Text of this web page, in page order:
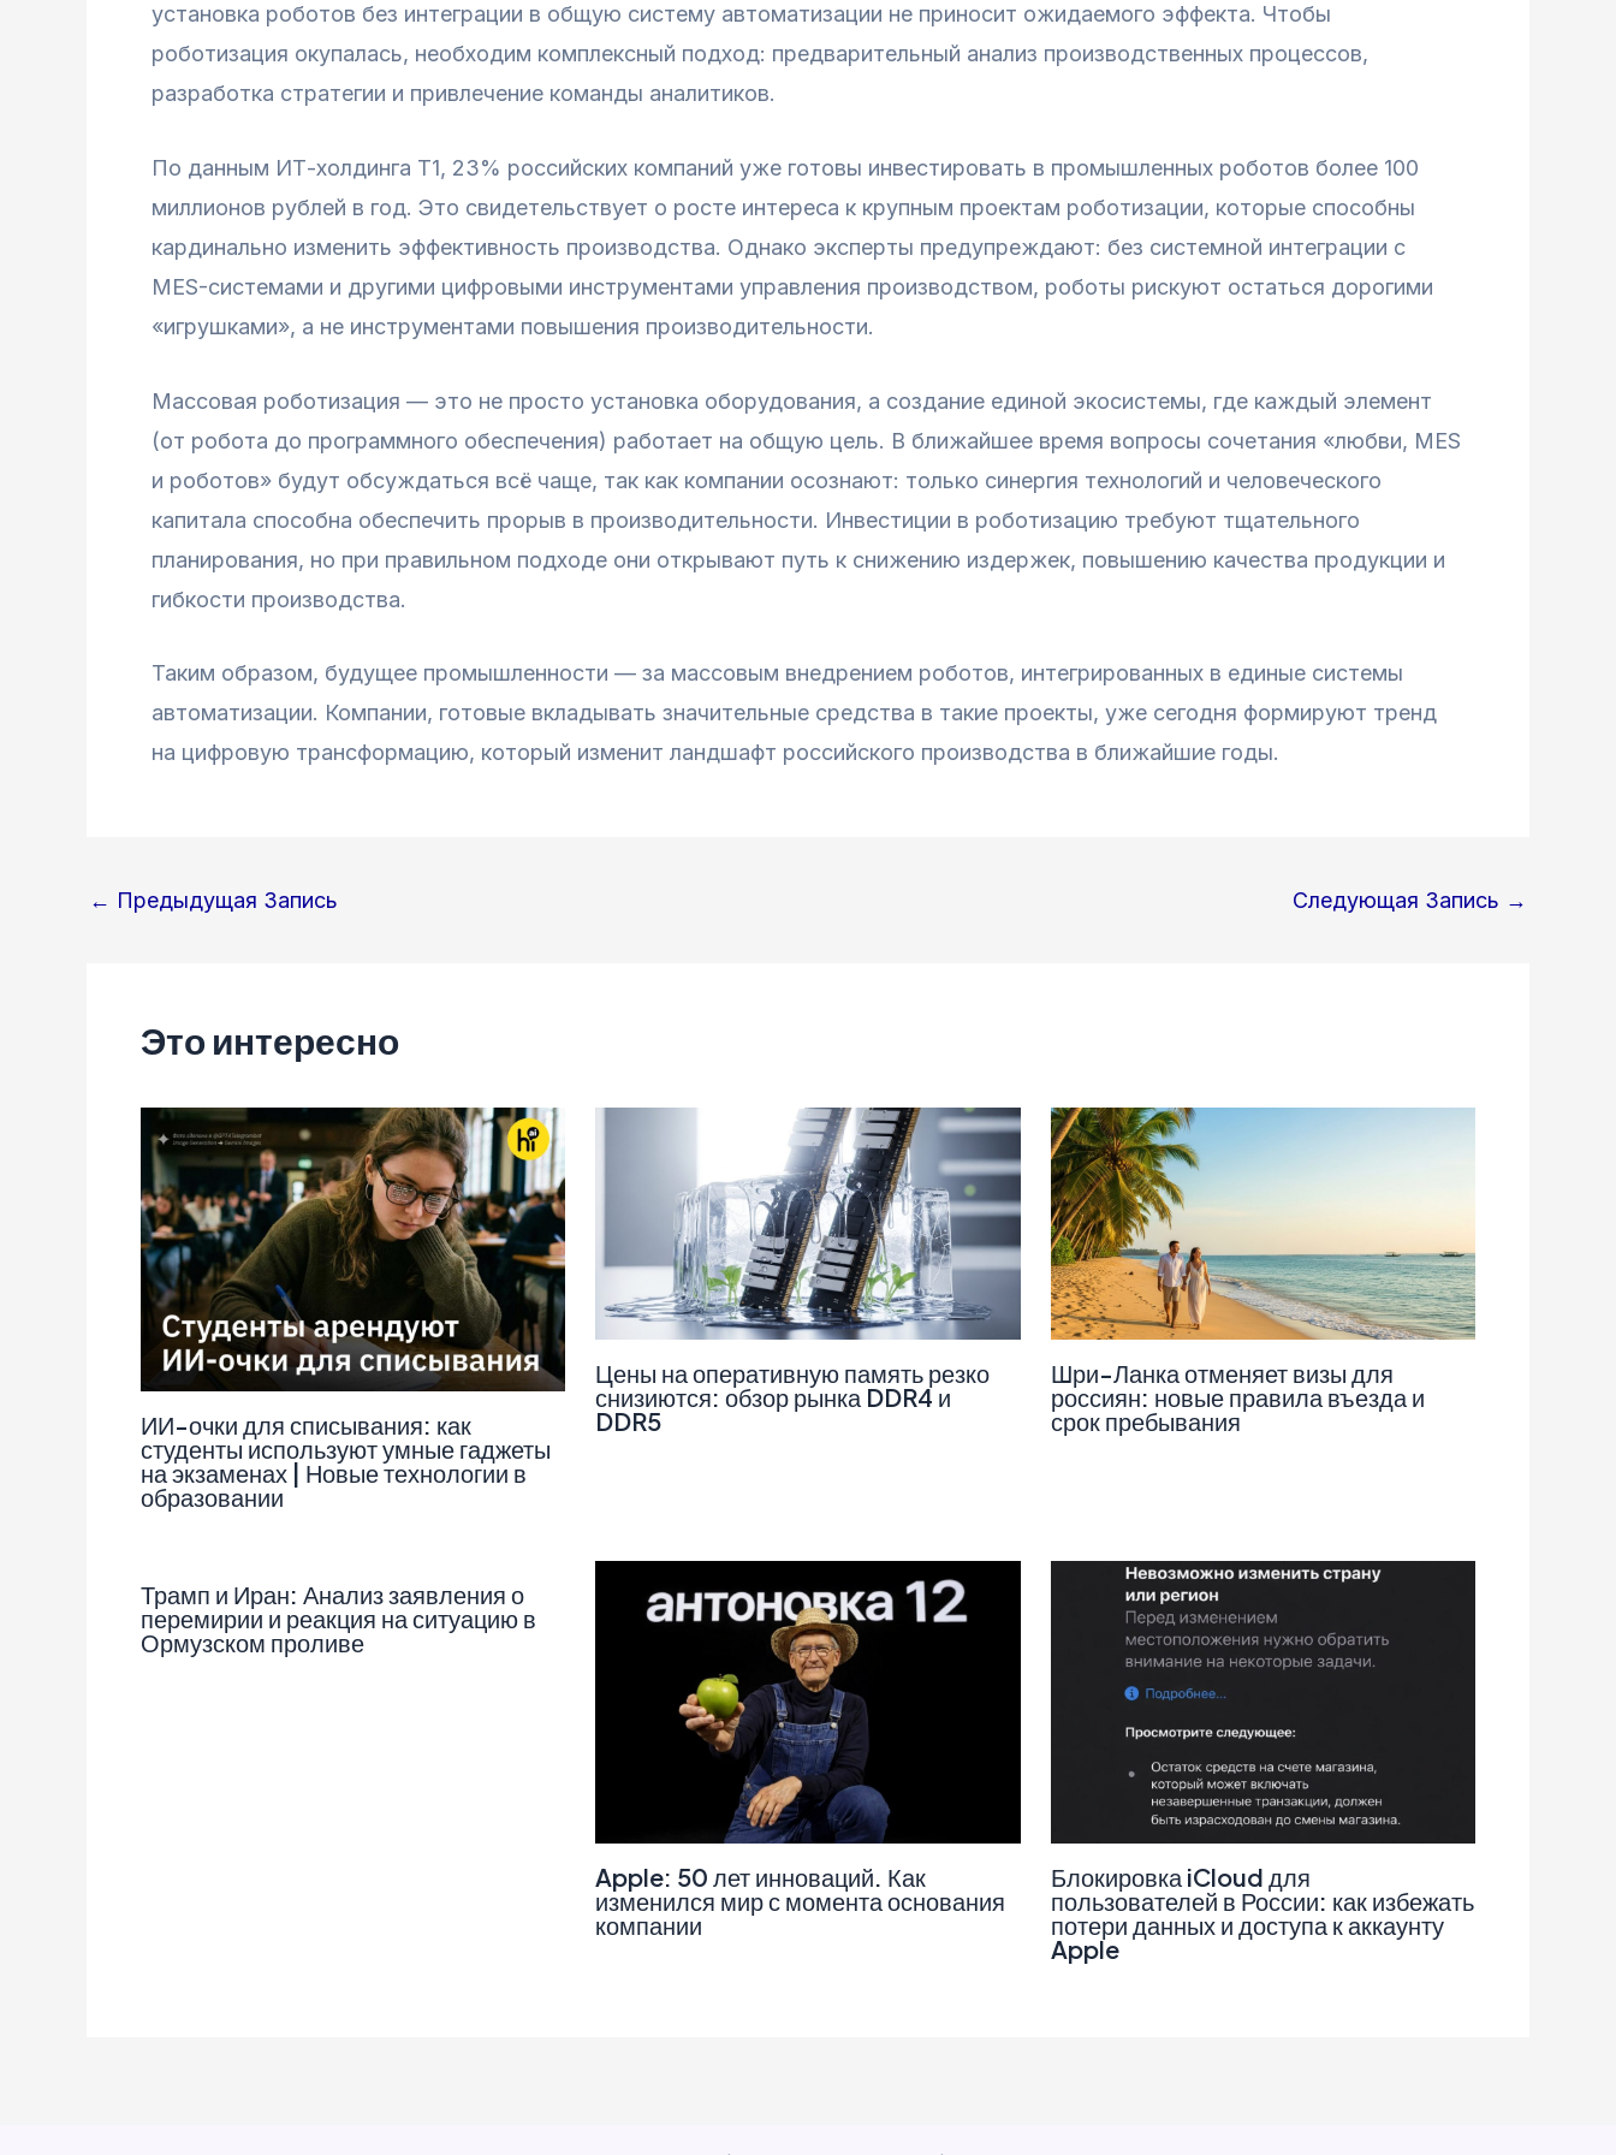
установка роботов без интеграции в общую систему автоматизации не приносит ожидаемого эффекта. Чтобы
роботизация окупалась, необходим комплексный подход: предварительный анализ производственных процессов,
разработка стратегии и привлечение команды аналитиков.
По данным ИТ-холдинга Т1, 23% российских компаний уже готовы инвестировать в промышленных роботов более 100
миллионов рублей в год. Это свидетельствует о росте интереса к крупным проектам роботизации, которые способны
кардинально изменить эффективность производства. Однако эксперты предупреждают: без системной интеграции с
MES-системами и другими цифровыми инструментами управления производством, роботы рискуют остаться дорогими
«игрушками», а не инструментами повышения производительности.
Массовая роботизация — это не просто установка оборудования, а создание единой экосистемы, где каждый элемент
(от робота до программного обеспечения) работает на общую цель. В ближайшее время вопросы сочетания «любви, MES
и роботов» будут обсуждаться всё чаще, так как компании осознают: только синергия технологий и человеческого
капитала способна обеспечить прорыв в производительности. Инвестиции в роботизацию требуют тщательного
планирования, но при правильном подходе они открывают путь к снижению издержек, повышению качества продукции и
гибкости производства.
Таким образом, будущее промышленности — за массовым внедрением роботов, интегрированных в единые системы
автоматизации. Компании, готовые вкладывать значительные средства в такие проекты, уже сегодня формируют тренд
на цифровую трансформацию, который изменит ландшафт российского производства в ближайшие годы.
Навигация
← Предыдущая Запись Следующая Запись →
Это интересно
ИИ-очки для списывания: как
студенты используют умные гаджеты
на экзаменах | Новые технологии в
образовании
Цены на оперативную память резко
снизиются: обзор рынка DDR4 и
DDR5
Шри-Ланка отменяет визы для
россиян: новые правила въезда и
срок пребывания
Трамп и Иран: Анализ заявления о
перемирии и реакция на ситуацию в
Ормузском проливе
Apple: 50 лет инноваций. Как
изменился мир с момента основания
компании
Блокировка iCloud для
пользователей в России: как избежать
потери данных и доступа к аккаунту
Apple